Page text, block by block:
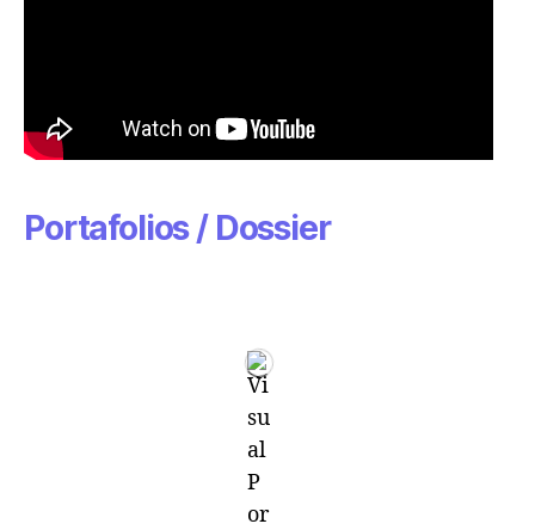
Portafolios / Dossier